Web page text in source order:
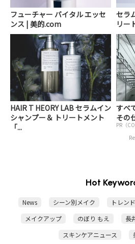
フューチャー バイタル エッセ
ンス | 美的.com
セラ
リー
HAIR T HEORY LAB セラムイン
シャンプー＆ トリートメント
「...
すべ
その
PR（
Hot
News シーン別メイク トレン
メイクアップ
のぼり もえ 長
スキンケアニュース